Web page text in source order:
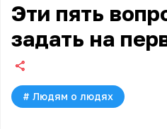
Эти пять
задать на
# Людям о людях